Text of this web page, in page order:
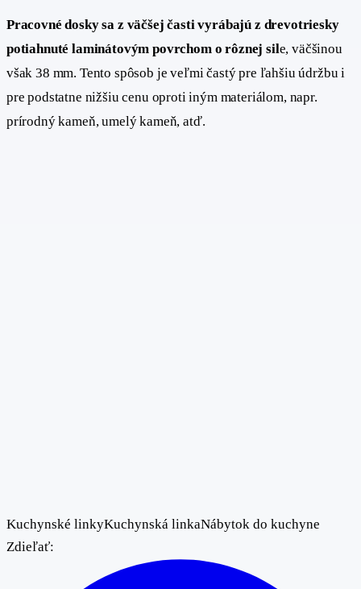
Pracovné dosky sa z väčšej časti vyrábajú z drevotriesky
potiahnuté laminátovým povrchom o rôznej sile, väčšinou
však 38 mm. Tento spôsob je veľmi častý pre ľahšiu údržbu i
pre podstatne nižšiu cenu oproti iným materiálom, napr.
prírodný kameň, umelý kameň, atď.
Kuchynské linkyKuchynská linkaNábytok do kuchyne
Zdieľať: